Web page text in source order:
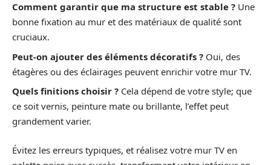
Comment garantir que ma structure est stable ? Une
bonne fixation au mur et des matériaux de qualité sont
cruciaux.
Peut-on ajouter des éléments décoratifs ? Oui, des
étagères ou des éclairages peuvent enrichir votre mur TV.
Quels finitions choisir ? Cela dépend de votre style; que
ce soit vernis, peinture mate ou brillante, l’effet peut
grandement varier.
Évitez les erreurs typiques, et réalisez votre mur TV en